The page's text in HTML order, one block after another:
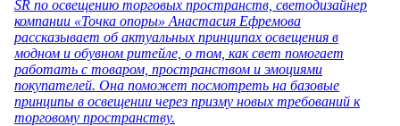
SR по освещению торговых пространств, светодизайнер
компании «Точка опоры» Анастасия Ефремова
рассказывает об актуальных принципах освещения в
модном и обувном ритейле, о том, как свет помогает
работать с товаром, пространством и эмоциями
покупателей. Она поможет посмотреть на базовые
принципы в освещении через призму новых требований к
торговому пространству.